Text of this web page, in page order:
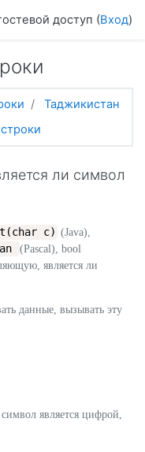
доступ (Вход)
Таджикистан
ли символ
c) (Java),
(Pascal), bool
является ли
данные, вызывать эту
является цифрой,